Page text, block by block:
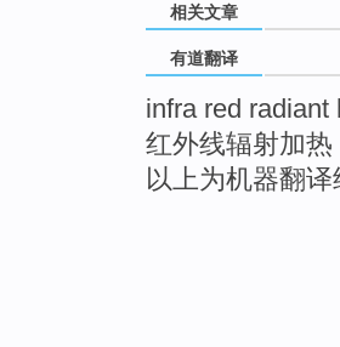
相关文章
有道翻译
infra red radiant
红外线辐射加热
以上为机器翻